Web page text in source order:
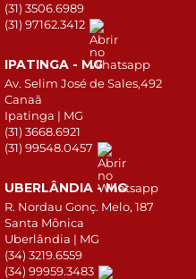
(31) 3506.6989
(31) 97162.3412
IPATINGA - MG
Av. Selim José de Sales,492
Canaã
Ipatinga | MG
(31) 3668.6921
(31) 99548.0457
UBERLÂNDIA - MG
R. Nordau Gonç. Melo, 187
Santa Mônica
Uberlândia | MG
(34) 3219.6559
(34) 99959.3483